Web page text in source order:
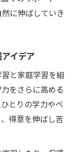
に伸ばしていき
イデア
と家庭学習を組
をさらに高める
とりの学力やペ
得意を伸ばし苦